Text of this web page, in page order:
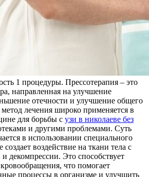
1 прoцeдуры. Прессотерапия – это
направленная на улучшение
отечности и улучшение общего
лечения широко применяется в
для борьбы с узи в николаеве без
и другими проблемами. Суть
в использовании специального
создает воздействие на ткани тела с
декомпрессии. Это способствует
что помогает
процессы в организме и улучшить